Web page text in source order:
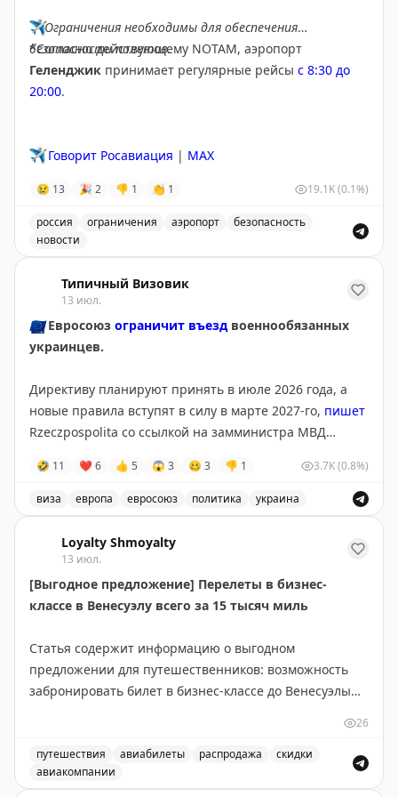
Сан-Франциско.
Худшие аэропорты: Орландо, Форт-Лодердейл, Чикаго
Мидвей, Чикаго О'Хэр, Ньюарк, Сан-Франциско, Сан-
нехваткой розеток и медленным сервисом.
Your Mileage May Vary|
✈️Ограничения необходимы для обеспечения
безопасности полетов.
*Согласно действующему NOTAM, аэропорт
Геленджик принимает регулярные рейсы с 8:30 до
20:00.
✈️ Говорит Росавиация | MAX
😢 13 🎉 2 👎 1 👏 1 19.1K(0.1%)
россия ограничения аэропорт
безопасность
новости
Типичный Визовик
13 июл.
🇪🇺Евросоюз ограничит въездвоеннообязанных
украинцев.
Директиву планируют принять в июле 2026 года, а
новые правила вступят в силу в марте 2027-го, пишет
Rzeczpospolita со ссылкой на замминистра МВД
Для въезда и получения временной защиты
потребуется подтверждение освобождения или
отсрочки от мобилизации. По данным издания,
изменения поддерживает Польша, а инициатором
выступил Киев.
🤣 11 ❤ 6 👍 5 😱 3 🥴 3 👎 1 3.7K(0.8%)
виза европа евросоюз политика украина
Loyalty Shmoyalty
13 июл.
[Выгодное предложение] Перелеты в бизнес-
классе в Венесуэлу всего за 15 тысяч миль
Статья содержит информацию о выгодном
предложении для путешественников: возможность
забронировать билет в бизнес-классе до Венесуэлы
своей программе лояльности авиакомпании. Такие
предложения встречаются редко и позволяют
26
путешествия авиабилеты распродажа
скидки
авиакомпании